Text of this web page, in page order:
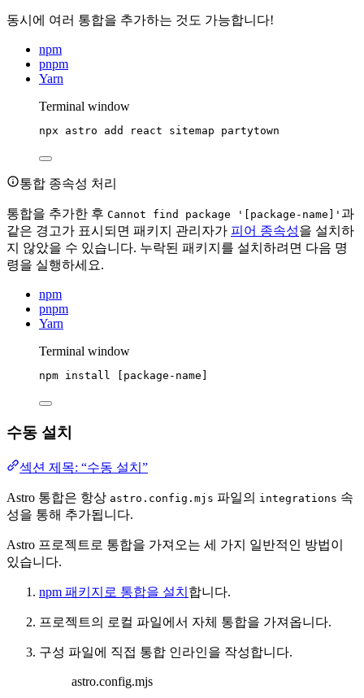
동시에 여러 통합을 추가하는 것도 가능합니다!
npm
pnpm
Yarn
Terminal window
npx astro add react sitemap partytown
통합 종속성 처리
통합을 추가한 후 Cannot find package '[package-name]' 과
같은 경고가 표시되면 패키지 관리자가 피어 종속성을 설치하
지 않았을 수 있습니다. 누락된 패키지를 설치하려면 다음 명
령을 실행하세요.
npm
pnpm
Yarn
Terminal window
npm install [package-name]
수동 설치
섹션 제목: “수동 설치”
Astro 통합은 항상 astro.config.mjs 파일의 integrations 속
성을 통해 추가됩니다.
Astro 프로젝트로 통합을 가져오는 세 가지 일반적인 방법이
있습니다.
npm 패키지로 통합을 설치 합니다.
프로젝트의 로컬 파일에서 자체 통합을 가져옵니다.
구성 파일에 직접 통합 인라인을 작성합니다.
astro.config.mjs